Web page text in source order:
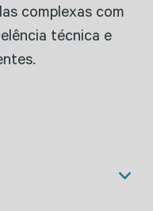
complexas com
técnica e